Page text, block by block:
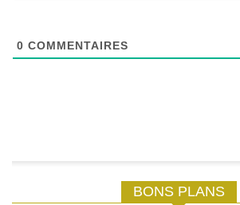
0 COMMENTAIRES
BONS PLANS